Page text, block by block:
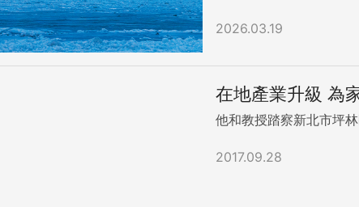
2026.03.19
在地產業升級 為
他和教授踏察新北市坪
2017.09.28